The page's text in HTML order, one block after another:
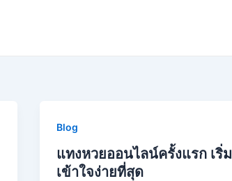
Blog
แทงหวยออนไลน์ครั้งแรก เริ่
เข้าใจง่ายที่สุด